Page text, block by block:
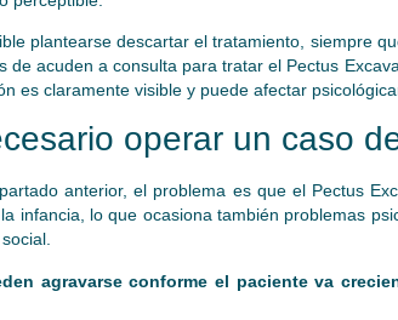
plantearse descartar el tratamiento, siempre
de acuden a consulta para tratar el Pectus
es claramente visible y puede afectar
operar un caso
anterior, el problema es que el Pectus
infancia, lo que ocasiona también problemas
agravarse conforme el paciente va